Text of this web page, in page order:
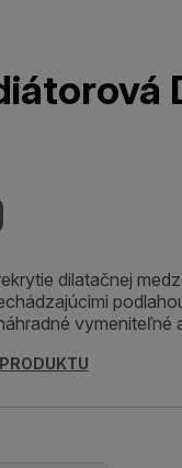
dilatačnej
vymeniteľné